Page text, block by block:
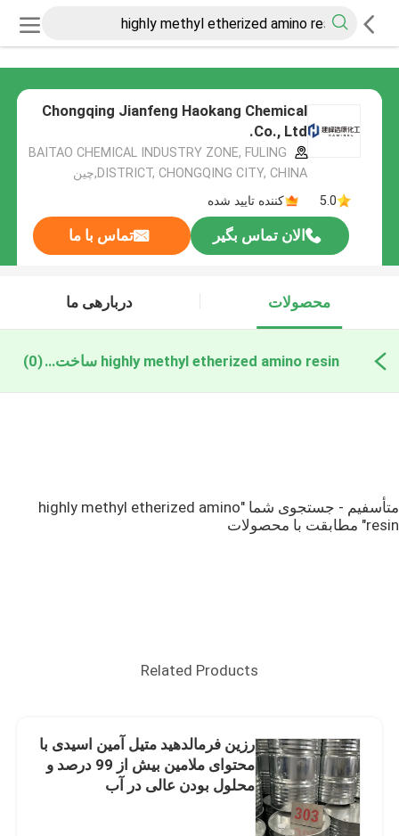
Chongqing Jianfeng Haokang Chemical
Co., Ltd.
BAITAO CHEMICAL INDUSTRY ZONE, FULING
DISTRICT, CHONGQING CITY, CHINA,چین
5.0
کننده تایید شده
الان تماس بگیر تماس با ما
محصولات دربارهی ما
highly methyl etherized amino resin ساخت آنلاین(0)
متأسفیم - جستجوی شما "highly methyl etherized amino
resin" مطابقت با محصولات
Related Products
رزین فرمالدهید متیل آمین اسیدی با
محتوای ملامین بیش از 99 درصد و
محلول بودن عالی در آب